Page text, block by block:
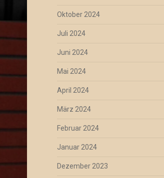
Oktober 2024
Juli 2024
Juni 2024
Mai 2024
April 2024
März 2024
Februar 2024
Januar 2024
Dezember 2023